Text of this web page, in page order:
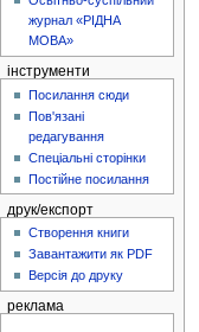
журнал «РІДНА
МОВА»
інструменти
Посилання сюди
Пов'язані
редагування
Спеціальні сторінки
Постійне посилання
друк/експорт
Створення книги
Завантажити як PDF
Версія до друку
реклама